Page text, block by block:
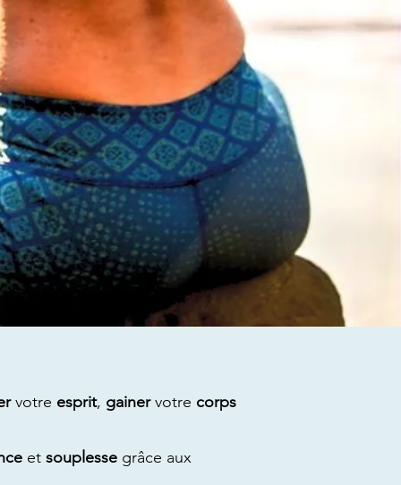
votre esprit, gainervotre corps
et souplesse grâce aux